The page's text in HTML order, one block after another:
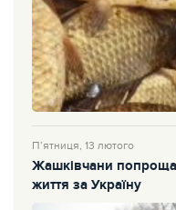
П’ятниця, 13 лютого
Жашківчани
життя за Україну